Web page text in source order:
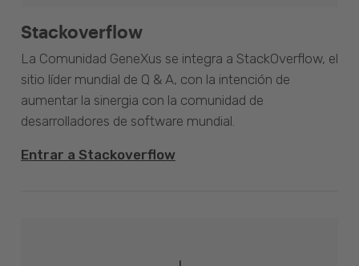
Stackoverflow
La Comunidad GeneXus se integra a StackOverflow, el
sitio líder mundial de Q & A, con la intención de
aumentar la sinergia con la comunidad de
desarrolladores de software mundial.
Entrar a Stackoverflow